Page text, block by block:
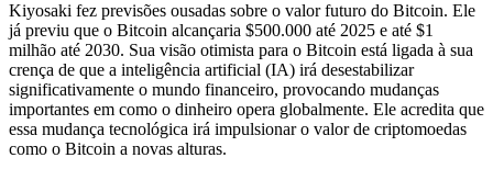
Kiyosaki fez previsões ousadas sobre o valor futuro do Bitcoin. Ele
já previu que o Bitcoin alcançaria $500.000 até 2025 e até $1
milhão até 2030. Sua visão otimista para o Bitcoin está ligada à sua
crença de que a inteligência artificial (IA) irá desestabilizar
significativamente o mundo financeiro, provocando mudanças
importantes em como o dinheiro opera globalmente. Ele acredita que
essa mudança tecnológica irá impulsionar o valor de criptomoedas
como o Bitcoin a novas alturas.